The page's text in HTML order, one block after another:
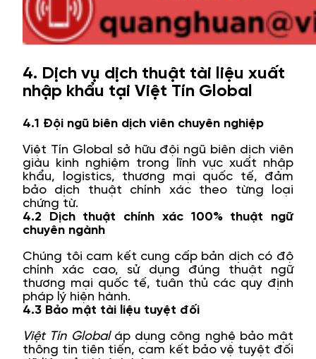
4. Dịch vụ dịch thuật tài liệu xuất
nhập khẩu tại Việt Tín Global
4.1 Đội ngũ biên dịch viên chuyên nghiệp
Việt Tín Global sở hữu đội ngũ biên dịch viên
giàu kinh nghiệm trong lĩnh vực xuất nhập
khẩu, logistics, thương mại quốc tế, đảm
bảo dịch thuật chính xác theo từng loại
chứng từ.
4.2 Dịch thuật chính xác 100% thuật ngữ
chuyên ngành
Chúng tôi cam kết cung cấp bản dịch có độ
chính xác cao, sử dụng đúng thuật ngữ
thương mại quốc tế, tuân thủ các quy định
pháp lý hiện hành.
4.3 Bảo mật tài liệu tuyệt đối
Việt Tín Globaláp dụng công nghệ bảo mật
thông tin tiên tiến, cam kết bảo vệ tuyệt đối